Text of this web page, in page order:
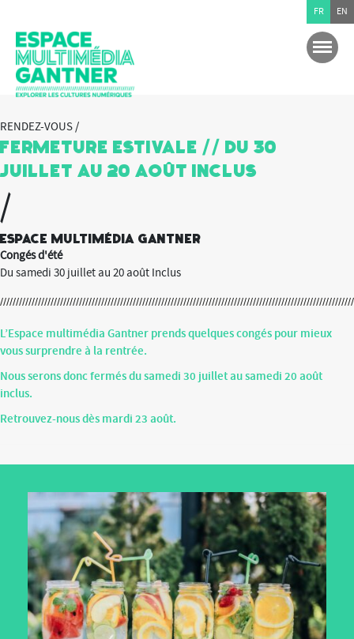
RENDEZ-VOUS /
Fermeture Estivale // Du 30
juillet au 20 août inclus
/
Espace multimédia Gantner
Congés d'été
Du samedi 30 juillet au 20 août Inclus
L’Espace multimédia Gantner prends quelques congés pour mieux
vous surprendre à la rentrée.
Nous serons donc fermés du samedi 30 juillet au samedi 20 août
inclus.
Retrouvez-nous dès mardi 23 août.
FR EN